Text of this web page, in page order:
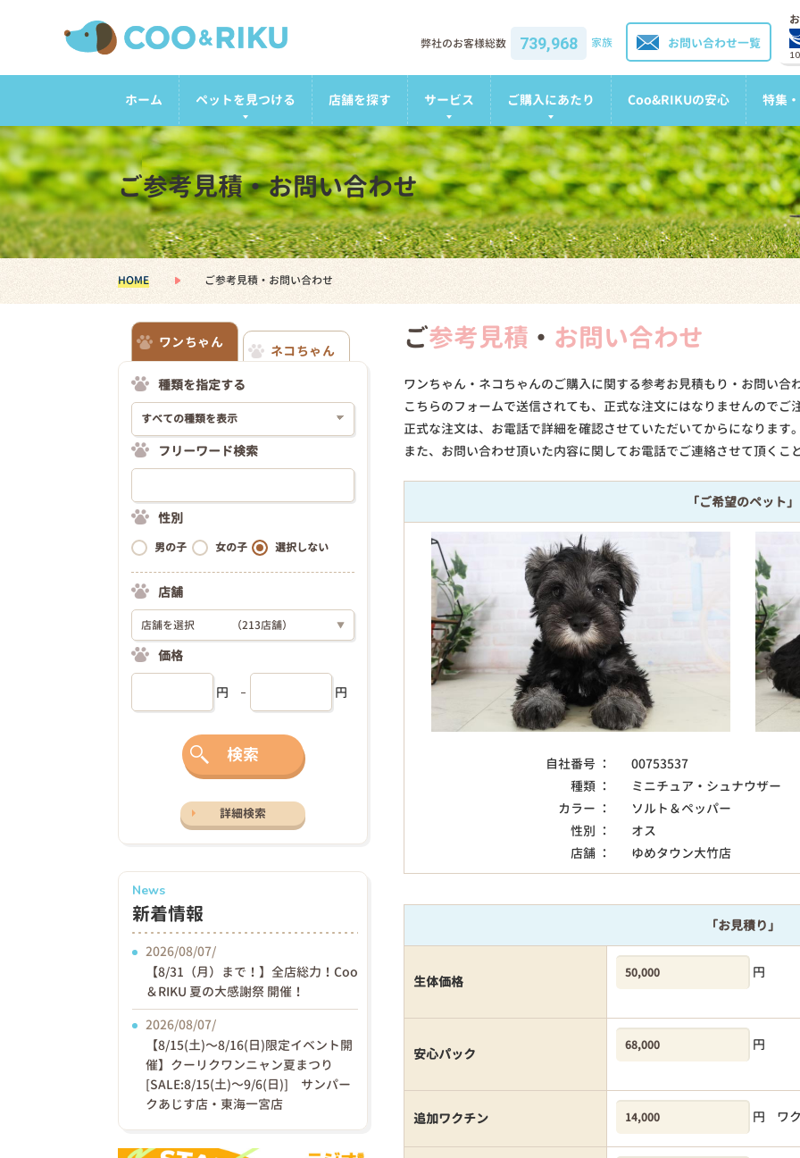
お問い合わせ一覧
弊社のお客様総数 739,968 家族
ホーム ペットを見つける 店舗を探す サービス ご購入にあたり Coo&RIKUの安心 特集
ご参考見積・お問い合わせ
HOME ご参考見積・お問い合わせ
ご参考見積 ・ お問い合わせ
ワンちゃん・ネコちゃんのご購入に関する参考お見積もり・お問い合
こちらのフォームで送信されても、正式な注文にはなりませんのでご
正式な注文は、お電話で詳細を確認させていただいてからになります
また、お問い合わせ頂いた内容に関してお電話でご連絡させて頂く
「ご希望のペット」
自社番号 ：
00753537
種類 ：
ミニチュア・シュナウザー
カラー ：
ソルト＆ペッパー
性別 ：
オス
店舗 ：
ゆめタウン大竹店
「お見積り」
生体価格
円
安心パック
円
追加ワクチン 円 ワ
ワンちゃん
ネコちゃん
種類を指定する
フリーワード検索
性別
男の子 女の子 選択しない
店舗
店舗を選択 （213店舗） ▼
価格
円 円
検索
詳細検索
News
新着情報
2026/08/07/
【8/31（月）まで！】全店総力！Coo
＆RIKU 夏の大感謝祭 開催！
2026/08/07/
【8/15(土)〜8/16(日)限定イベント開
催】クーリクワンニャン夏まつり
[SALE:8/15(土)～9/6(日)] サンパー
クあじす店・東海一宮店